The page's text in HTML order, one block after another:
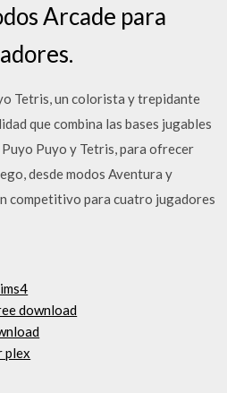
Arcade para
Tetris, un colorista y trepidante
que combina las bases jugables
Puyo y Tetris, para ofrecer
desde modos Aventura y
competitivo para cuatro jugadores
download
plex